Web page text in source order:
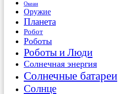
Океан
Оружие
Планета
Робот
Роботы
Роботы и Люди
Солнечная энергия
Солнечные батареи
Солнце